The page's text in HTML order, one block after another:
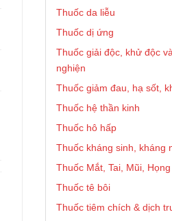
Thuốc da liễu
Thuốc dị ứng
Thuốc giải độc, khử độc
nghiện
Thuốc giảm đau, hạ sốt,
Thuốc hệ thần kinh
Thuốc hô hấp
Thuốc kháng sinh, kháng
Thuốc Mắt, Tai, Mũi, Họng
Thuốc tê bôi
Thuốc tiêm chích & dịch